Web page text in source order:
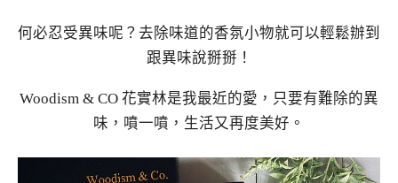
何必忍受異味呢？去除味道的香氛小物就可以輕鬆辦到
跟異味說掰掰！
Woodism & CO 花實林是我最近的愛，只要有難除的異
味，噴一噴，生活又再度美好。